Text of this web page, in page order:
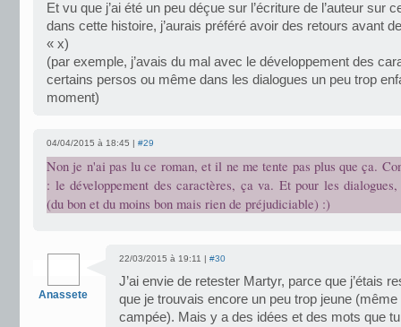
Et vu que j’ai été un peu déçue sur l’écriture de l’auteur sur
dans cette histoire, j’aurais préféré avoir des retours avant
« x)
(par exemple, j’avais du mal avec le développement des
certains persos ou même dans les dialogues un peu trop
moment)
04/04/2015 à 18:45 | #29
Non je n'ai pas lu ce roman, et il ne me tente pas plus que ça.
: le développement des caractères, ça va. Et pour les
(du bon et du moins bon mais rien de préjudiciable) :)
Anassete
22/03/2015 à 19:11 | #30
J’ai envie de retester Martyr, parce que j’étais
que je trouvais encore un peu trop jeune
campée). Mais y a des idées et des mots que